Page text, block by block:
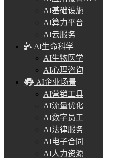
AI基础设施
AI算力平台
AI云服务
AI生命科学
AI生物医学
AI心理咨询
AI企业场景
AI营销工具
AI流量优化
AI数字员工
AI法律服务
AI电子合同
AI人力资源